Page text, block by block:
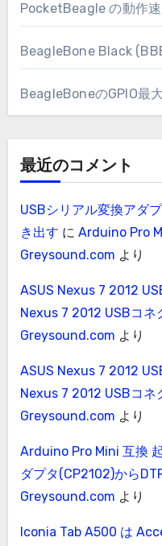
PocketBeagle の動作
BeagleBone Black
BeagleBoneのGPIO最
最近のコメント
USBシリアル変換アダ
き出す に Arduino Pro
Greysound.com より
ASUS Nexus 7 2012
Nexus 7 2012 USBコネ
Greysound.com より
ASUS Nexus 7 2012
Nexus 7 2012 USBコネ
Greysound.com より
Arduino Pro Mini 互換
ダプタ(CP2102)から
Greysound.com より
Iconia Tab A500 は